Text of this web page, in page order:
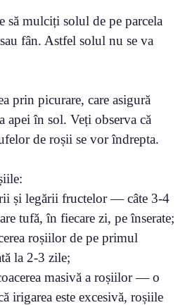
să mulciți solul de pe parcela
fân. Astfel solul nu se va
prin picurare, care asigură
apei în sol. Veți observa că
de roșii se vor îndrepta.
și legării fructelor — câte 3-4
tufă, în fiecare zi, pe înserate;
roșiilor de pe primul
la 2-3 zile;
masivă a roșiilor — o
irigarea este excesivă, roșiile